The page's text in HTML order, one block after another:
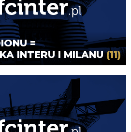
=
INTERU I MILANU(11)